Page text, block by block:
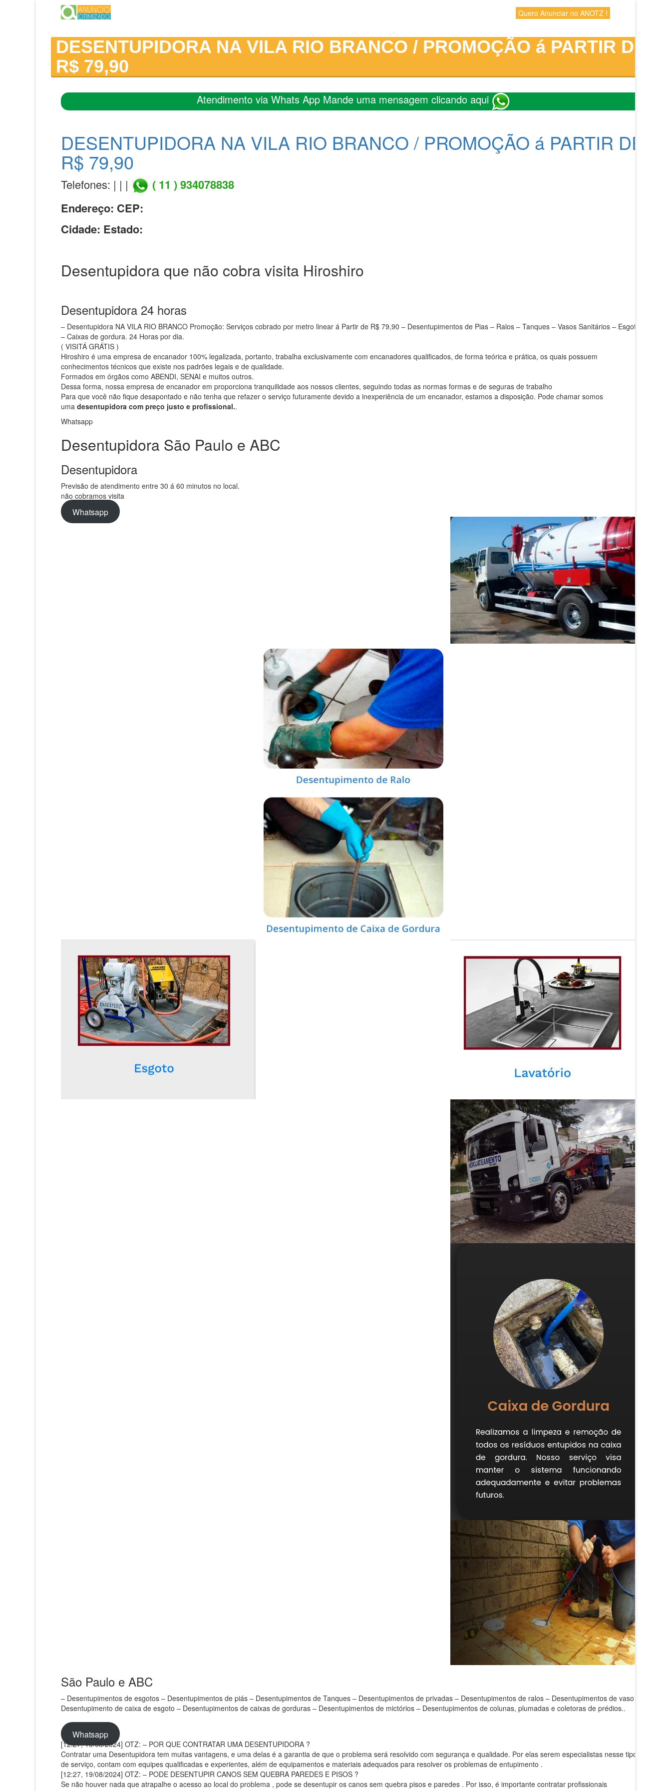
Quero Anunciar no ANOTZ !
DESENTUPIDORA NA VILA RIO BRANCO / PROMOÇÃO á PARTIR DE
R$ 79,90
Atendimento via Whats App Mande uma mensagem clicando aqui
DESENTUPIDORA NA VILA RIO BRANCO / PROMOÇÃO á PARTIR DE
R$ 79,90
Telefones: | | |
( 11 ) 934078838
Endereço: CEP:
Cidade: Estado:
Desentupidora que não cobra visita Hiroshiro
Desentupidora 24 horas
– Desentupidora NA VILA RIO BRANCO Promoção: Serviços cobrado por metro linear á Partir de R$ 79,90 – Desentupimentos de Pias – Ralos – Tanques – Vasos Sanitários – Esgotos
– Caixas de gordura. 24 Horas por dia.
( VISITÁ GRÁTIS )
Hiroshiro é uma empresa de encanador 100% legalizada, portanto, trabalha exclusivamente com encanadores qualificados, de forma teórica e prática, os quais possuem
conhecimentos técnicos que existe nos padrões legais e de qualidade.
Formados em órgãos como ABENDI, SENAI e muitos outros.
Dessa forma, nossa empresa de encanador em proporciona tranquilidade aos nossos clientes, seguindo todas as normas formas e de seguras de trabalho
Para que você não fique desapontado e não tenha que refazer o serviço futuramente devido a inexperiência de um encanador, estamos a disposição. Pode chamar somos
uma desentupidora com preço justo e profissional..
Whatsapp
Desentupidora São Paulo e ABC
Desentupidora
Previsão de atendimento entre 30 á 60 minutos no local.
não cobramos visita
Whatsapp
São Paulo e ABC
– Desentupimentos de esgotos – Desentupimentos de piás – Desentupimentos de Tanques – Desentupimentos de privadas – Desentupimentos de ralos – Desentupimentos de vaso –
Desentupimento de caixa de esgoto – Desentupimentos de caixas de gorduras – Desentupimentos de mictórios – Desentupimentos de colunas, plumadas e coletoras de prédios..
Whatsapp
[12:27, 19/08/2024] OTZ: – POR QUE CONTRATAR UMA DESENTUPIDORA ?
Contratar uma Desentupidora tem muitas vantagens, e uma delas é a garantia de que o problema será resolvido com segurança e qualidade. Por elas serem especialistas nesse tipo
de serviço, contam com equipes qualificadas e experientes, além de equipamentos e materiais adequados para resolver os problemas de entupimento .
[12:27, 19/08/2024] OTZ: – PODE DESENTUPIR CANOS SEM QUEBRA PAREDES E PISOS ?
Se não houver nada que atrapalhe o acesso ao local do problema , pode se desentupir os canos sem quebra pisos e paredes . Por isso, é importante contratar profissionais